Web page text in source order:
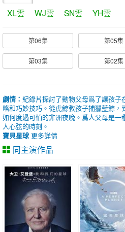
XL雲
WJ雲 SN雲 YH雲
第06集 第05集
第03集 第02集
劇情： 紀錄片探討了動物父母爲了讓孩
略和巧妙技巧。從虎鯨教孩子捕獵藍鯨
如何度過可怕的非洲夜晚。爲人父母是
人心弦的時刻。
寶貝星球 更多詳情
同主演作品